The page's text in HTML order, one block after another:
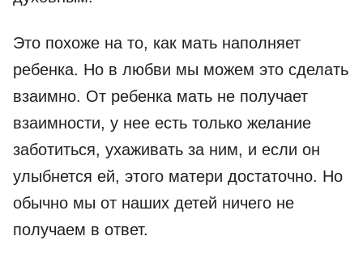
Это похоже на то, как мать наполняет
ребенка. Но в любви мы можем это сделать
взаимно. От ребенка мать не получает
взаимности, у нее есть только желание
заботиться, ухаживать за ним, и если он
улыбнется ей, этого матери достаточно. Но
обычно мы от наших детей ничего не
получаем в ответ.